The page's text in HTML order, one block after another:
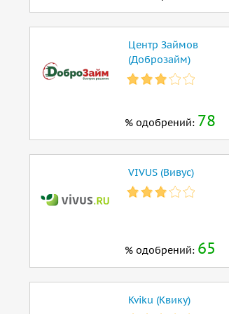
Центр Займов
(Доброзайм)
% одобрений: 78
VIVUS (Вивус)
% одобрений: 65
Kviku (Квику)